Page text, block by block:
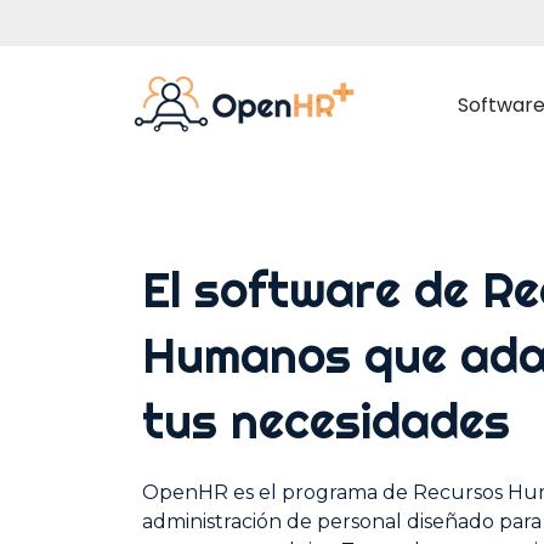
Software
Datos Empleados
Organigrama Corporativo
Comunicación Interna
Ausencias y Vacaciones
El software de
Humanos que
tus necesidades
OpenHR es el programa de Recursos
administración de personal diseñado